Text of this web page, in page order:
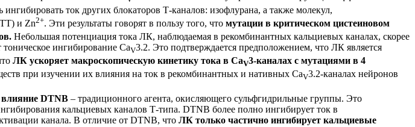
ток других блокаторов Т-каналов: изофлурана, а также молекул,
и Zn2+. Эти результаты говорят в пользу того, что мутации в критическом цистеиновом
Небольшая потенциация тока ЛК, наблюдаемая в рекомбинантных кальциевых каналах, скорее
ингибирование CaV3.2. Это подтверждается предположением, что ЛК является
ЛК ускоряет макроскопическую кинетику тока в CaV3-каналах с мутациями в 4
при изучении их влияния на ток в рекомбинантных и нативных CaV3.2-каналах нейронов
влияние DTNB – традиционного агента, окисляющего сульфгидрильные группы. Это
кальциевых каналов Т-типа. DTNB более полно ингибирует ток в
канала. В отличие от DTNB, что ЛК только частично ингибирует кальциевые